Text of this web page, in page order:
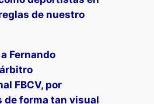
de nuestro
Fernando
FBCV, por
de forma tan visual